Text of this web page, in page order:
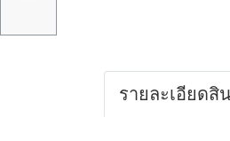
รายละเอียดสิ